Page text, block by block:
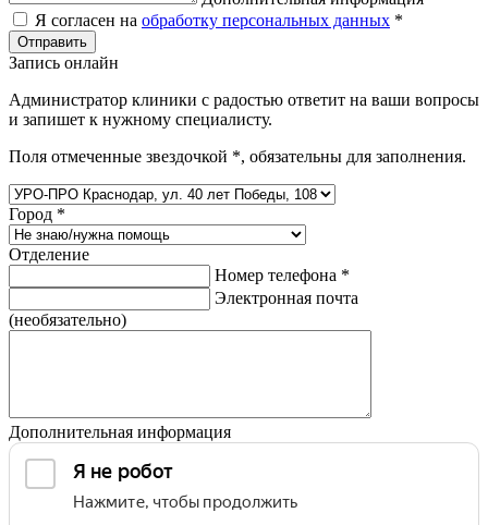
Я согласен на обработку персональных данных *
Отправить
Запись онлайн
Администратор клиники с радостью ответит на ваши вопросы
и запишет к нужному специалисту.
Поля отмеченные звездочкой *, обязательны для заполнения.
Город *
Отделение
Номер телефона *
Электронная почта
(необязательно)
Дополнительная информация